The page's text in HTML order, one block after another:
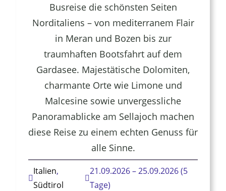
Busreise die schönsten Seiten
Norditaliens – von mediterranem Flair
in Meran und Bozen bis zur
traumhaften Bootsfahrt auf dem
Gardasee. Majestätische Dolomiten,
charmante Orte wie Limone und
Malcesine sowie unvergessliche
Panoramablicke am Sellajoch machen
diese Reise zu einem echten Genuss für
alle Sinne.
Italien,
Südtirol
21.09.2026 – 25.09.2026 (5
Tage)